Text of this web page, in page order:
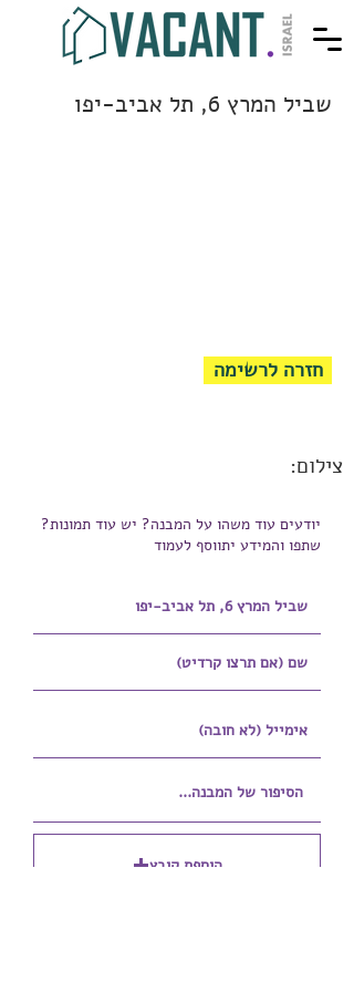
שביל המרץ 6, תל אביב-יפו
חזרה לרשימה
צילום:
יודעים עוד משהו על המבנה? יש עוד תמונות?
שתפו והמידע יתווסף לעמוד
הוספת קובץ